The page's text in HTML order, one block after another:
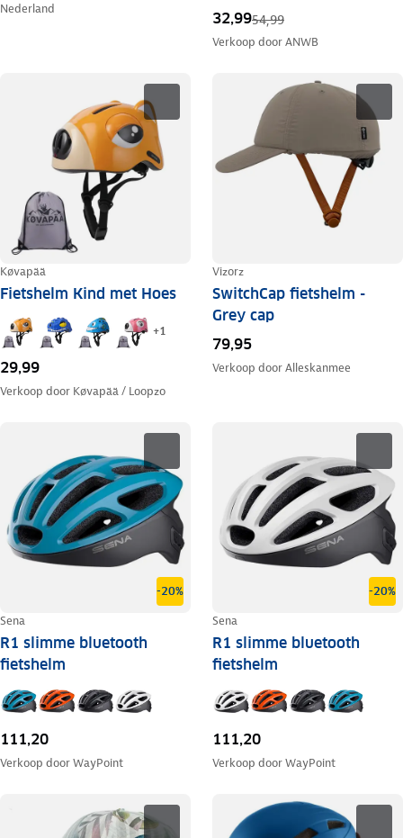
Nederland
32,9954,99
Verkoop doorANWB
Køvapää
Fietshelm Kind met Hoes
+1
29,99
Verkoop door Køvapää / Loopzo
Vizorz
SwitchCap fietshelm -
Grey cap
79,95
Verkoop doorAlleskanmee
-20%
Sena
R1 slimme bluetooth
fietshelm
111,20
Verkoop doorWayPoint
-20%
Sena
R1 slimme bluetooth
fietshelm
111,20
Verkoop doorWayPoint